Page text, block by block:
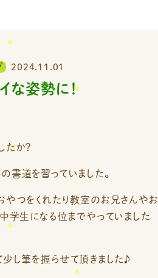
2024.11.01
な姿勢に！
たか？
書道を習っていました。
やつをくれたり教室のお兄さんやお
学生になる位までやっていました
し筆を握らせて頂きました♪